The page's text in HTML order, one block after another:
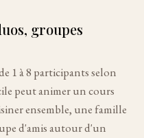
groupes
1 à 8 participants selon
peut animer un cours
ensemble, une famille
d'amis autour d'un